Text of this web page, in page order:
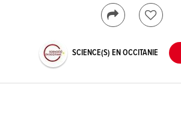
SCIENCE(S) EN OCCITANIE